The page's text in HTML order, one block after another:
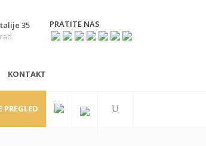
35
PRATITE NAS
KONTAKT
PREGLED